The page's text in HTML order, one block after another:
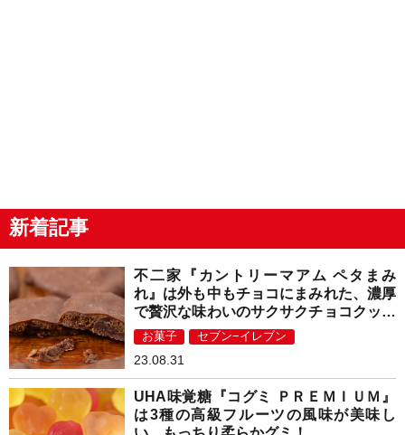
新着記事
不二家『カントリーマアム ペタまみ
れ』は外も中もチョコにまみれた、濃厚
で贅沢な味わいのサクサクチョコクッキ
ー！
お菓子 セブン−イレブン
23.08.31
UHA味覚糖『コグミ ＰＲＥＭＩＵＭ』
は3種の高級フルーツの風味が美味し